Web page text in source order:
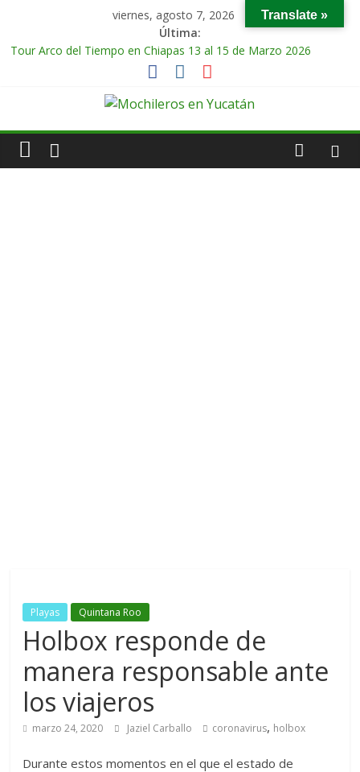
viernes, agosto 7, 2026
Última:
Tour Arco del Tiempo en Chiapas 13 al 15 de Marzo 2026
Tour Tikal Magico en Guatemala 31 de Octubre al 2 de
Tour Ruta Puuc 1 de Febrero del 2026
Tour Calakmul Magico 28 de Febrero y 1 de Marzo 2026
Playas Quintana Roo
Holbox responde de
manera responsable ante
los viajeros
marzo 24, 2020 Jaziel Carballo coronavirus, holbox
Durante estos momentos en el que el estado de
Translate »